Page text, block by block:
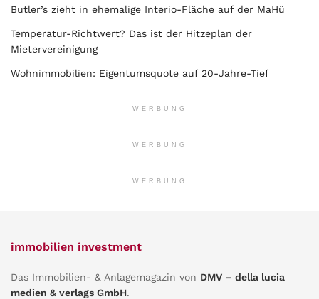
Butler’s zieht in ehemalige Interio-Fläche auf der MaHü
Temperatur-Richtwert? Das ist der Hitzeplan der
Mietervereinigung
Wohnimmobilien: Eigentumsquote auf 20-Jahre-Tief
WERBUNG
WERBUNG
WERBUNG
immobilien investment
Das Immobilien- & Anlagemagazin von DMV – della lucia
medien & verlags GmbH.